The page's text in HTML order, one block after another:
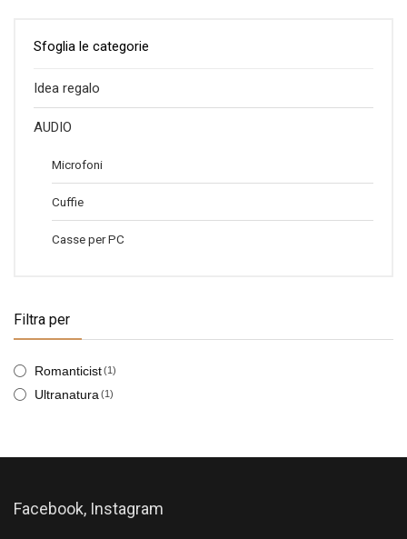
Sfoglia le categorie
Idea regalo
AUDIO
Microfoni
Cuffie
Casse per PC
Filtra per
Romanticist(1)
Ultranatura (1)
Facebook, Instagram